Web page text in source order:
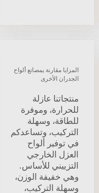
المزايا مقارنة بمصانع ألواح
الجدران الأخرى
منتجاتنا عازلة
للحرارة، وموفرة
للطاقة، وسهلة
التركيب، وتساعدكم
في توفير ألواح
العزل الخارجي
التزييني للأساس.
وهي خفيفة الوزن،
وسهلة التركيب،